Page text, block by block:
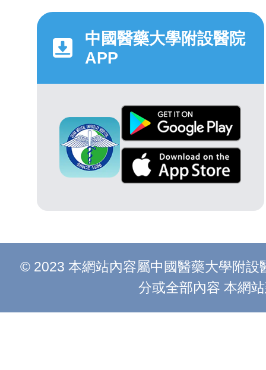
中國醫藥大學附設醫院
APP
© 2023 本網站內容屬中國醫藥大學附
分或全部內容 本網